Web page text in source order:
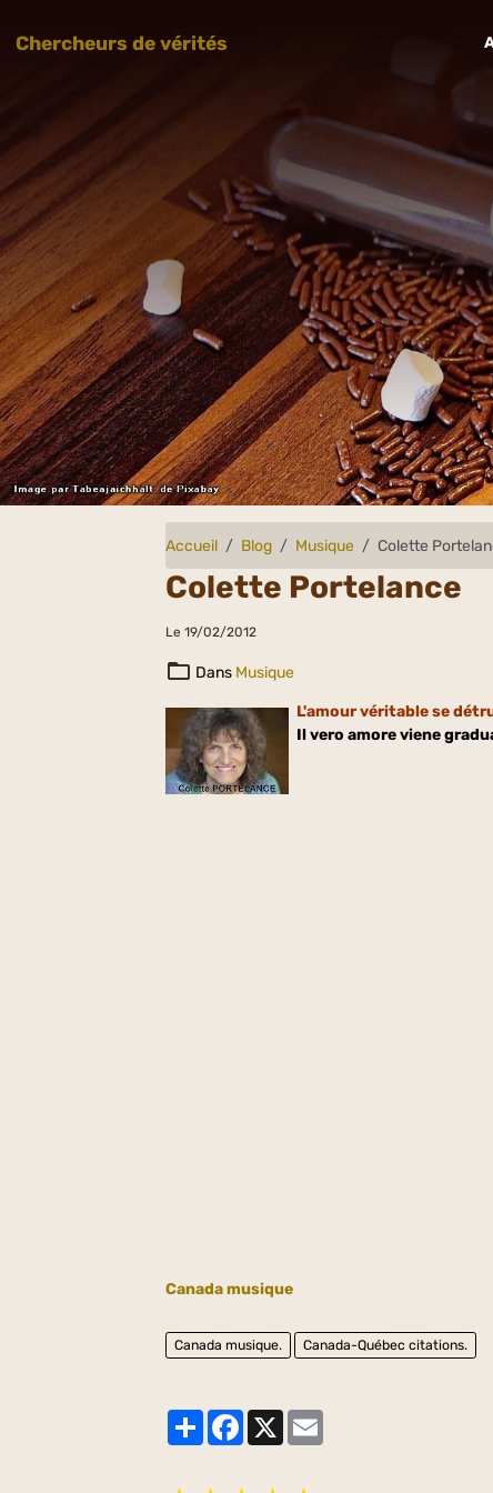
Chercheurs de vérités
Accueil Blog Musique Colette
Colette Portelance
Le 19/02/2012
Dans Musique
L'amour véritable se
Il vero amore viene
Canada musique
Canada musique. Canada-Québec citations.
PartagerFacebook
X